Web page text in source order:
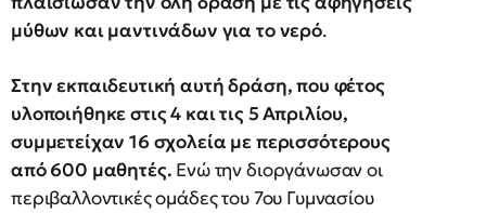
μύθων και μαντινάδων για το νερό.
Στην εκπαιδευτική αυτή δράση, που φέτος
υλοποιήθηκε στις 4 και τις 5 Απριλίου,
συμμετείχαν 16 σχολεία με περισσότερους
από 600 μαθητές. Ενώ την διοργάνωσαν οι
περιβαλλοντικές ομάδες του 7ου Γυμνασίου